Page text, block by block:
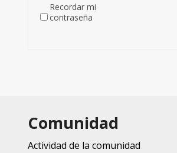
Recordar mi
contraseña
Comunidad
Actividad de la comunidad